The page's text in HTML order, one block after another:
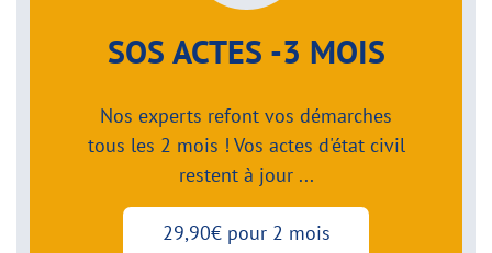
SOS ACTES -3 MOIS
Nos experts refont vos démarches
tous les 2 mois ! Vos actes d'état civil
restent à jour ...
29,90€ pour 2 mois